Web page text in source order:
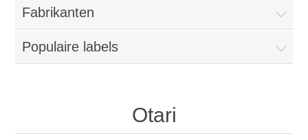
Fabrikanten
Populaire labels
Otari